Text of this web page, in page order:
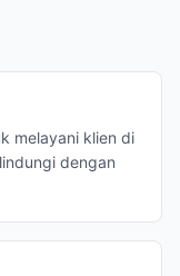
melayani klien di
dengan